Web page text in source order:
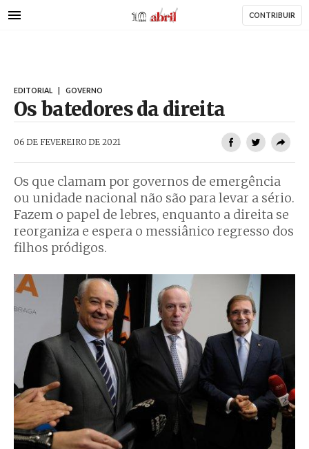
para
AbrilAbril CONTRIBUIR
EDITORIAL GOVERNO
Os batedores da direita
06 DE FEVEREIRO DE 2021
Os que clamam por governos de emergência
ou unidade nacional não são para levar a sério.
Fazem o papel de lebres, enquanto a direita se
reorganiza e espera o messiânico regresso dos
filhos pródigos.